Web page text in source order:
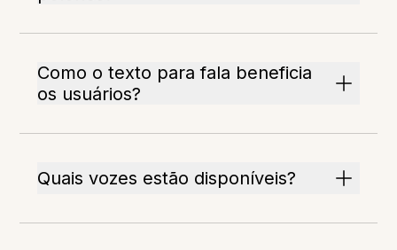
Como o texto para fala beneficia
os usuários?
Quais vozes estão disponíveis?